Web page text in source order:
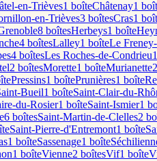
en-Trièves1 boîteChâtenay1
en-Trièves3 boîtesCras1
8 boîtesHerbeys1 boîte
4 boîtesLalley1 boîteLe
4 boîtesLes Roches-de-Condrieu1
2 boîtesMorette1 boîteMurianette2
Pressins1 boîtePrunières1 boîte
Bueil1 boîteSaint-Clair-du-
du-Rosier1 boîteSaint-Ismier1
6 boîtesSaint-Martin-de-Clelles2
Saint-Pierre-d'Entremont1 boîte
1 boîteSassenage1 boîte
1 boîteVienne2 boîtesVif1 boîte